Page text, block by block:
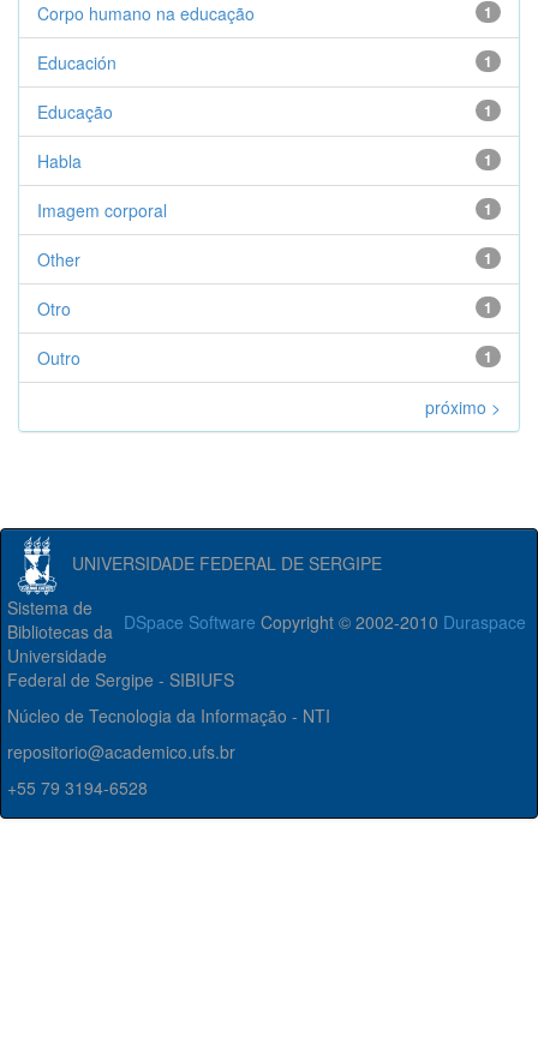
1
Corpo humano na educação
1
Educación
1
Educação
1
Habla
1
Imagem corporal
1
Other
1
Otro
1
Outro
próximo >
UNIVERSIDADE FEDERAL DE SERGIPE
DSpace Software Copyright © 2002-2010 Duraspace
Sistema de
Bibliotecas da
Universidade
Federal de Sergipe - SIBIUFS
Núcleo de Tecnologia da Informação - NTI
repositorio@academico.ufs.br
+55 79 3194-6528